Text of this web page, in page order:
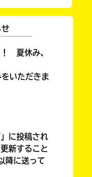
せ
夏休み、
いただきま
に投稿され
新すること
降に送って